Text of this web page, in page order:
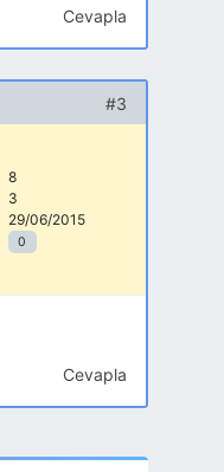
Cevapla
#3
8
3
29/06/2015
0
Cevapla